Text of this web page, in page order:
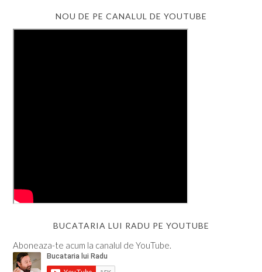
NOU DE PE CANALUL DE YOUTUBE
BUCATARIA LUI RADU PE YOUTUBE
Aboneaza-te acum la canalul de YouTube.